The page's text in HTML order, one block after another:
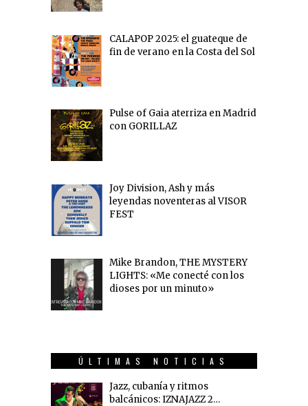
CALAPOP 2025: el guateque de
fin de verano en la Costa del Sol
Pulse of Gaia aterriza en Madrid
con GORILLAZ
Joy Division, Ash y más
leyendas noventeras al VISOR
FEST
Mike Brandon, THE MYSTERY
LIGHTS: «Me conecté con los
dioses por un minuto»
ÚLTIMAS NOTICIAS
Jazz, cubanía y ritmos
balcánicos: IZNAJAZZ 2…